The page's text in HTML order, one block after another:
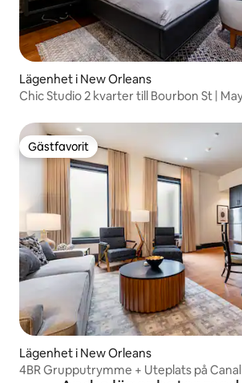
Lägenhet i New Orleans
Chic Studio 2 kvarter till Bourbon St |
Gästfavorit
Gästfavorit
Lägenhet i New Orleans
4BR Grupputrymme + Uteplats på